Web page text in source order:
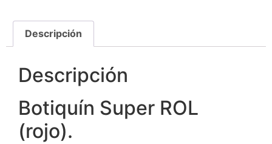
Descripción
Descripción
Botiquín Super ROL
(rojo).